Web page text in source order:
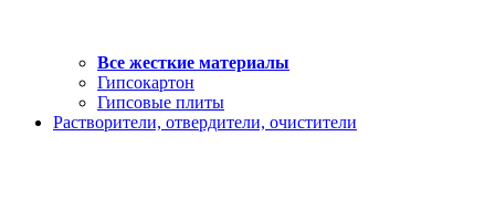
Все жесткие материалы
Гипсокартон
Гипсовые плиты
Растворители, отвердители, очистители